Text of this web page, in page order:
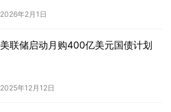
2026年2月1日
美联储启动月购400亿美元国债计划
2025年12月12日